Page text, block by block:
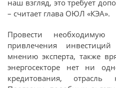
наш взгляд, это требует
– считает глава ОЮЛ «КЭА».
Провести
привлечения
мнению эксперта, также
энергосекторе нет ни
кредитования,